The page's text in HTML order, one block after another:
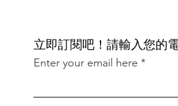
立即訂閱吧！請輸入您的
Enter your email here